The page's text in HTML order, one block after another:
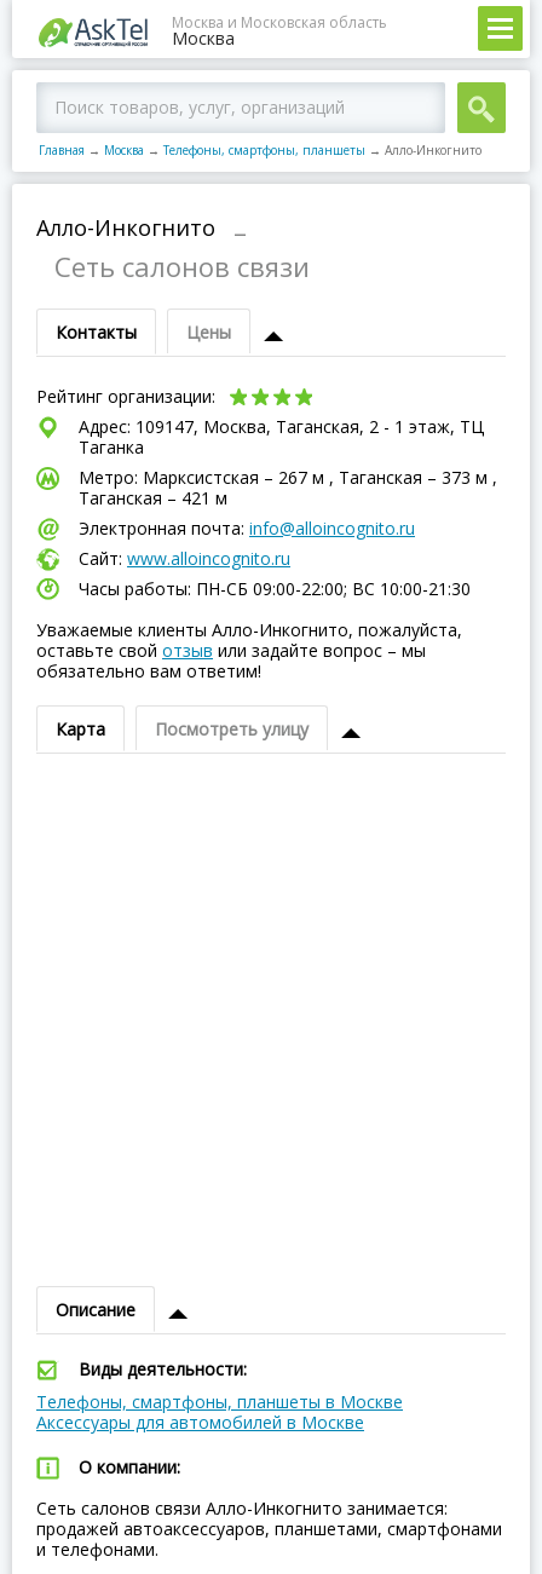
Москва и Московская область
Москва
Главная → Москва → Телефоны, смартфоны, планшеты → Алло-Инкогнито
Алло-Инкогнито
–
Сеть салонов связи
Контакты Цены
Рейтинг организации:
Адрес: 109147, Москва, Таганская, 2 - 1 этаж, ТЦ
Таганка
Метро: Марксистская – 267 м , Таганская – 373 м ,
Таганская – 421 м
Электронная почта: info@alloincognito.ru
Сайт: www.alloincognito.ru
Часы работы: ПН-СБ 09:00-22:00; ВC 10:00-21:30
Уважаемые клиенты Алло-Инкогнито, пожалуйста,
оставьте свой отзыв или задайте вопрос – мы
обязательно вам ответим!
Карта Посмотреть улицу
Описание
Виды деятельности:
Телефоны, смартфоны, планшеты в Москве
Аксессуары для автомобилей в Москве
О компании:
Сеть салонов связи Алло-Инкогнито занимается:
продажей автоаксессуаров, планшетами, смартфонами
и телефонами.